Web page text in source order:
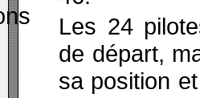
Les 24
de départ,
sa position